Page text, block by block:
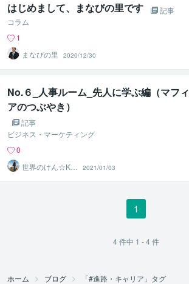
はじめまして、まなびの里です
記事
コラム
1
まなびの里
2020/12/30
No.６_人事ルーム_先人に学ぶ編（マフィ
アのつぶやき）
記事
ビジネス・マーケティング
0
世界のけん☆KE
N
2021/01/03
1
4件中 1 - 4件
ホーム ブログ 「#進路・キャリア」タグ